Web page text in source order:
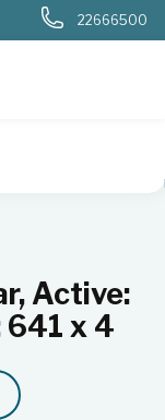
22666500
beredskap,
Active:
641 x 4